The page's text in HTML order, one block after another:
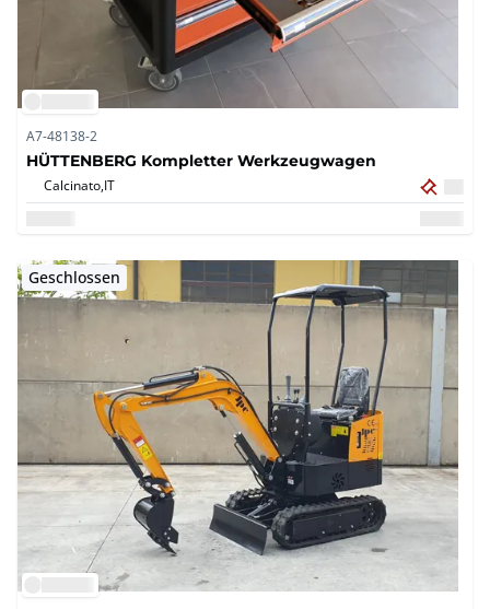
A7-48138-2
HÜTTENBERG Kompletter Werkzeugwagen
Calcinato,IT
Geschlossen